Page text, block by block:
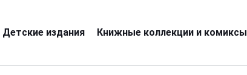
Детские издания Книжные коллекции и комиксы